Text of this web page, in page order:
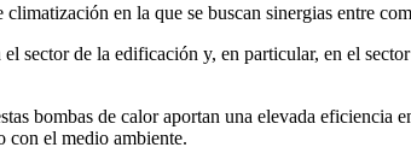
en la que se buscan sinergias entre
sector de la edificación y, en particular, en el
bombas de calor aportan una elevada
con el medio ambiente.